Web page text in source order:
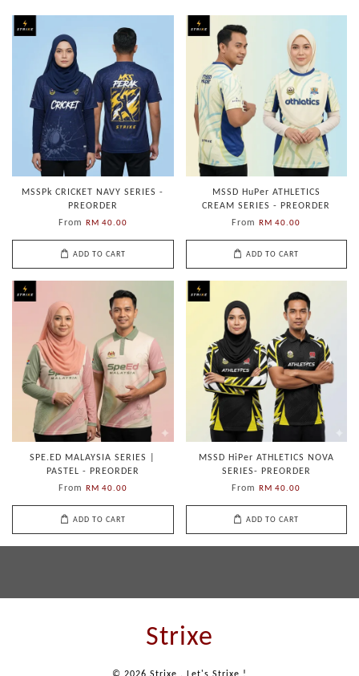
MSSPk CRICKET NAVY SERIES -
PREORDER
From
RM 40.00
ADD TO CART
MSSD HuPer ATHLETICS
CREAM SERIES - PREORDER
FromRM 40.00
ADD TO CART
SPE.ED MALAYSIA SERIES |
PASTEL - PREORDER
From
RM 40.00
ADD TO CART
MSSD HiPer ATHLETICS NOVA
SERIES- PREORDER
FromRM 40.00
ADD TO CART
Strixe